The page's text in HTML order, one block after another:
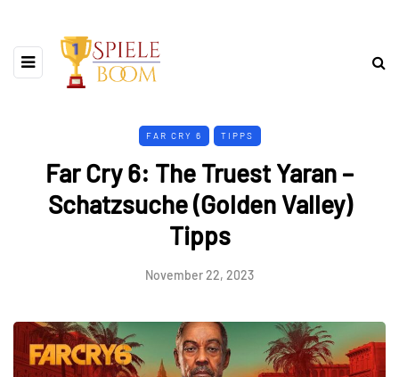
FAR CRY 6 TIPPS
Far Cry 6: The Truest Yaran –
Schatzsuche (Golden Valley)
Tipps
November 22, 2023